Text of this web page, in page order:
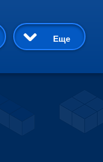
Еще